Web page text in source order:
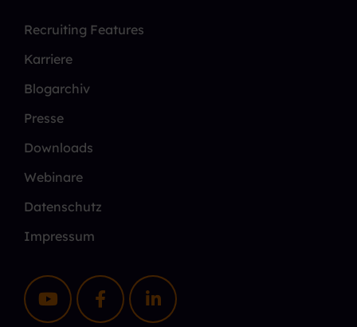
Recruiting Features
Karriere
Blogarchiv
Presse
Downloads
Webinare
Datenschutz
Impressum